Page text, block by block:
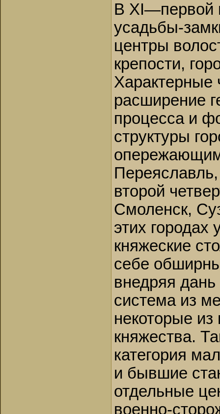
В XI—первой
усадьбы-
центры
крепости,
Характерные
расширение
процесса и
структуры
второй
Смоленск,
этих городах
княжеские
себе
внедряя
система из
некоторые
княжества.
категория
и бывшие
отдельные
военно-